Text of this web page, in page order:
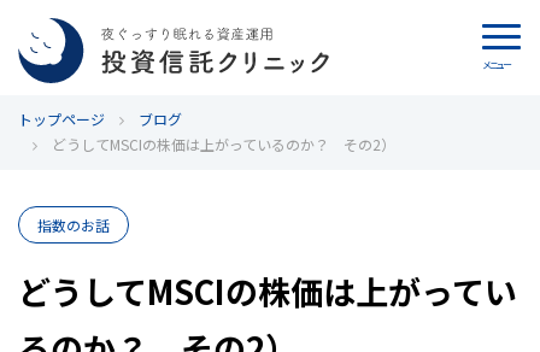
メニュー
カウンセリング
代表カン・チュンド
投資信託クリニックとは
トップページ
ブログ
どうしてMSCIの株価は上がっているのか？ その2）
指数のお話
どうしてMSCIの株価は上がってい